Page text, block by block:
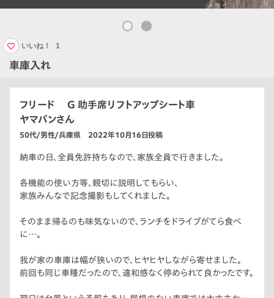
車庫入れ
いいね！ 1
フリード G 助手席リフトアップシート車
ヤマバンさん
50代/男性/兵庫県 2022年10月16日投稿
納車の日、全員免許持ちなので、家族全員で行きました。
各機能の使い方等、親切に説明してもらい、
家族みんなで記念撮影もしてくれました。
そのまま帰るのも味気ないので、ランチをドライブがてら食べ
に…。
我が家の車庫は幅が狭いので、ヒヤヒヤしながら寄せました。
前回も同じ車種だったので、違和感なく停められて良かったです。